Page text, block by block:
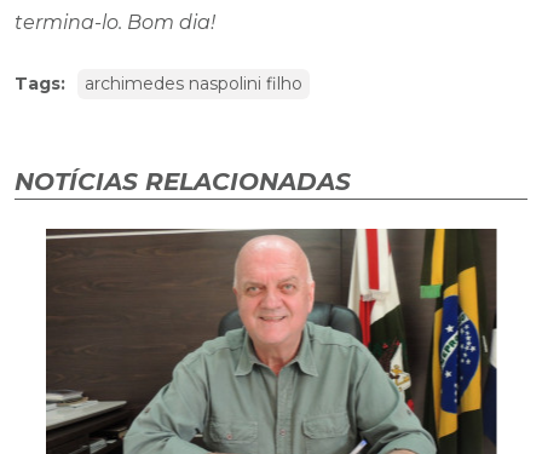
termina-lo. Bom dia!
Tags: archimedes naspolini filho
NOTÍCIAS RELACIONADAS